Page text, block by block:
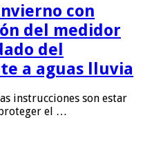
con
del medidor
del
a aguas lluvia
instrucciones son estar
el …